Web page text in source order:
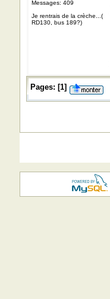
Messages: 409
Je rentrais de la crèche...(
RD130, bus 189?)
Pages: [1]